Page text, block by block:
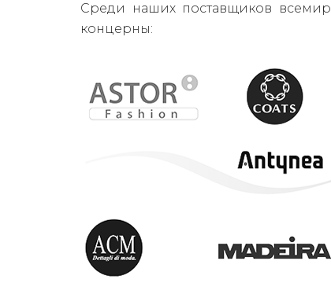
Среди наших поставщиков
концерны: